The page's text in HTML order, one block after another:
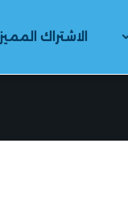
الاشتراك المميز